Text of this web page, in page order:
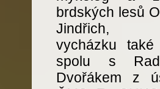
brdských lesů
Jindřich,
vycházku také
spolu s
Dvořákem z